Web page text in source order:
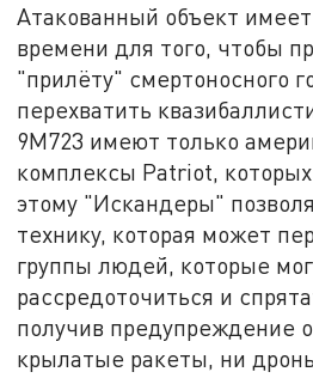
Атакованный объект
времени для того, чтобы
"прилёту" смертоносного
перехватить
9М723 имеют только
комплексы Patriot,
этому "Искандеры"
технику, которая может
группы людей, которые
рассредоточиться и
получив предупреждение
крылатые ракеты, ни